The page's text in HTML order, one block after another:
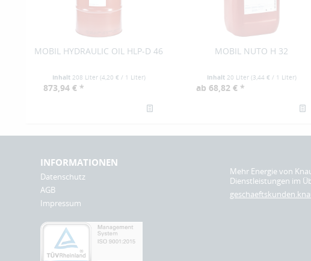
MOBIL HYDRAULIC OIL HLP-D 46
Inhalt 208 Liter (4,20 € / 1 Liter)
873,94 € *
MOBIL NUTO H 32
Inhalt 20 Liter (3,44 € / 1 Liter)
ab 68,82 € *
INFORMATIONEN
Datenschutz
AGB
Impressum
Mehr Energie von
Dienstleistungen im